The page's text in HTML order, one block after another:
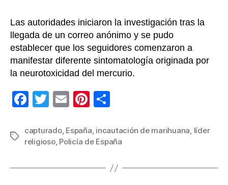
Las autoridades iniciaron la investigación tras la
llegada de un correo anónimo y se pudo
establecer que los seguidores comenzaron a
manifestar diferente sintomatología originada por
la neurotoxicidad del mercurio.
F
c
e
b
T
tt
er
E
ail
Pi
er
e
st
m
p
ar
Etiquetas
capturado, España, incautación de marihuana, líder
religioso, Policía de España